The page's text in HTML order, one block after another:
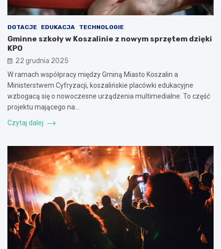
DOTACJE EDUKACJA TECHNOLOGIE
Gminne szkoły w Koszalinie z nowym sprzętem dzięki
KPO
22 grudnia 2025
W ramach współpracy między Gminą Miasto Koszalin a
Ministerstwem Cyfryzacji, koszalińskie placówki edukacyjne
wzbogacą się o nowoczesne urządzenia multimedialne. To część
projektu mającego na…
Czytaj dalej